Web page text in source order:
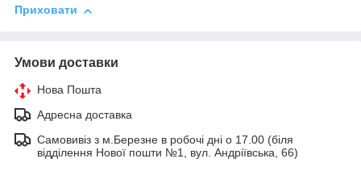
Приховати
Умови доставки
Нова Пошта
Адресна доставка
Самовивіз з м.Березне в робочі дні о 17.00 (біля
відділення Нової пошти №1, вул. Андріївська, 66)